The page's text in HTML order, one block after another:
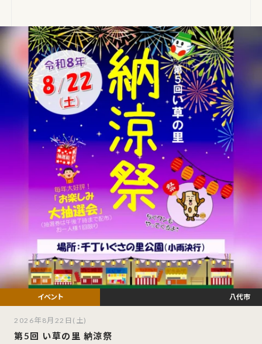
第5回 い草の里 納涼祭
八代市
2026年8月22日(土)